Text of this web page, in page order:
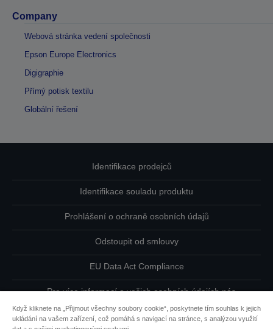
Company
Webová stránka vedení společnosti
Epson Europe Electronics
Digigraphie
Přímý potisk textilu
Globální řešení
Identifikace prodejců
Identifikace souladu produktu
Prohlášení o ochraně osobních údajů
Odstoupit od smlouvy
EU Data Act Compliance
Pro více informací o vašich osobních údajích nás
Když kliknete na „Přijmout všechny soubory cookie“, poskytnete tím souhlas k jejich
ukládání na vašem zařízení, což pomáhá s navigací na stránce, s analýzou využití